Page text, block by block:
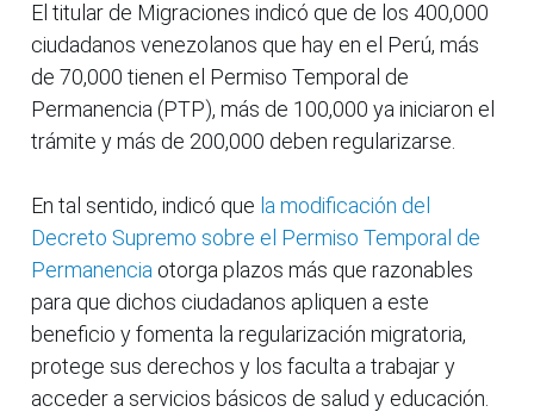
El titular de Migraciones indicó que de los 400,000
ciudadanos venezolanos que hay en el Perú, más
de 70,000 tienen el Permiso Temporal de
Permanencia (PTP), más de 100,000 ya iniciaron el
trámite y más de 200,000 deben regularizarse.
En tal sentido, indicó que la modificación del
Decreto Supremo sobre el Permiso Temporal de
Permanencia otorga plazos más que razonables
para que dichos ciudadanos apliquen a este
beneficio y fomenta la regularización migratoria,
protege sus derechos y los faculta a trabajar y
acceder a servicios básicos de salud y educación.